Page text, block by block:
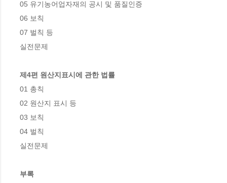
05 유기농어업자재의 공시 및 품질인증
06 보칙
07 벌칙 등
실전문제
제4편 원산지표시에 관한 법률
01 총칙
02 원산지 표시 등
03 보칙
04 벌칙
실전문제
부록